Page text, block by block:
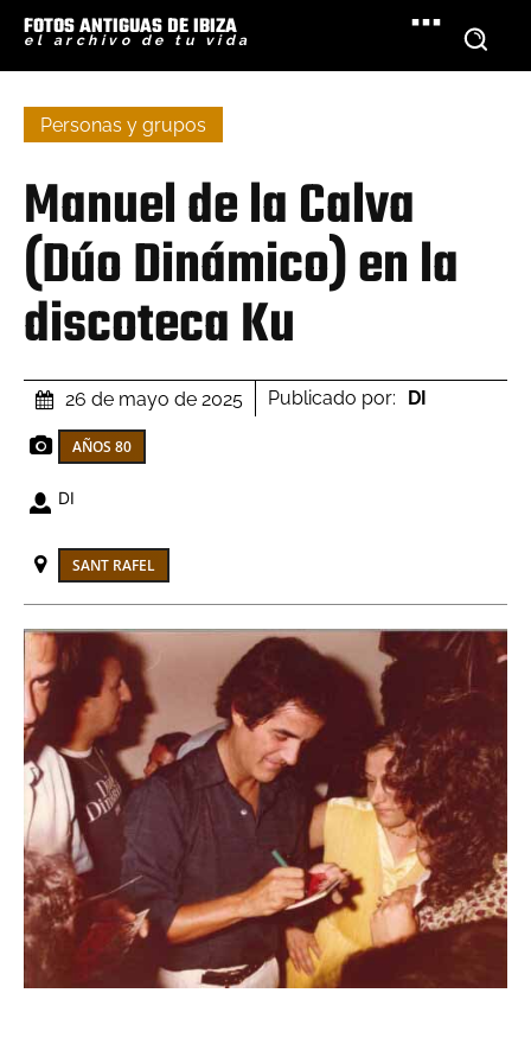
FOTOS ANTIGUAS DE IBIZA
el archivo de tu vida
Personas y grupos
Manuel de la Calva
(Dúo Dinámico) en la
discoteca Ku
26 de mayo de 2025 Publicado por: DI
AÑOS 80
DI
SANT RAFEL